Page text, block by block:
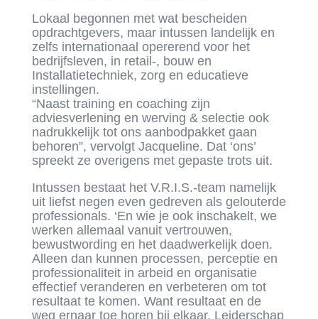
Lokaal begonnen met wat bescheiden
opdrachtgevers, maar intussen landelijk en
zelfs internationaal opererend voor het
bedrijfsleven, in retail-, bouw en
Installatietechniek, zorg en educatieve
instellingen.
“Naast training en coaching zijn
adviesverlening en werving & selectie ook
nadrukkelijk tot ons aanbodpakket gaan
behoren”, vervolgt Jacqueline. Dat ‘ons’
spreekt ze overigens met gepaste trots uit.
Intussen bestaat het V.R.I.S.-team namelijk
uit liefst negen even gedreven als gelouterde
professionals. ‘En wie je ook inschakelt, we
werken allemaal vanuit vertrouwen,
bewustwording en het daadwerkelijk doen.
Alleen dan kunnen processen, perceptie en
professionaliteit in arbeid en organisatie
effectief veranderen en verbeteren om tot
resultaat te komen. Want resultaat en de
weg ernaar toe horen bij elkaar. Leiderschap